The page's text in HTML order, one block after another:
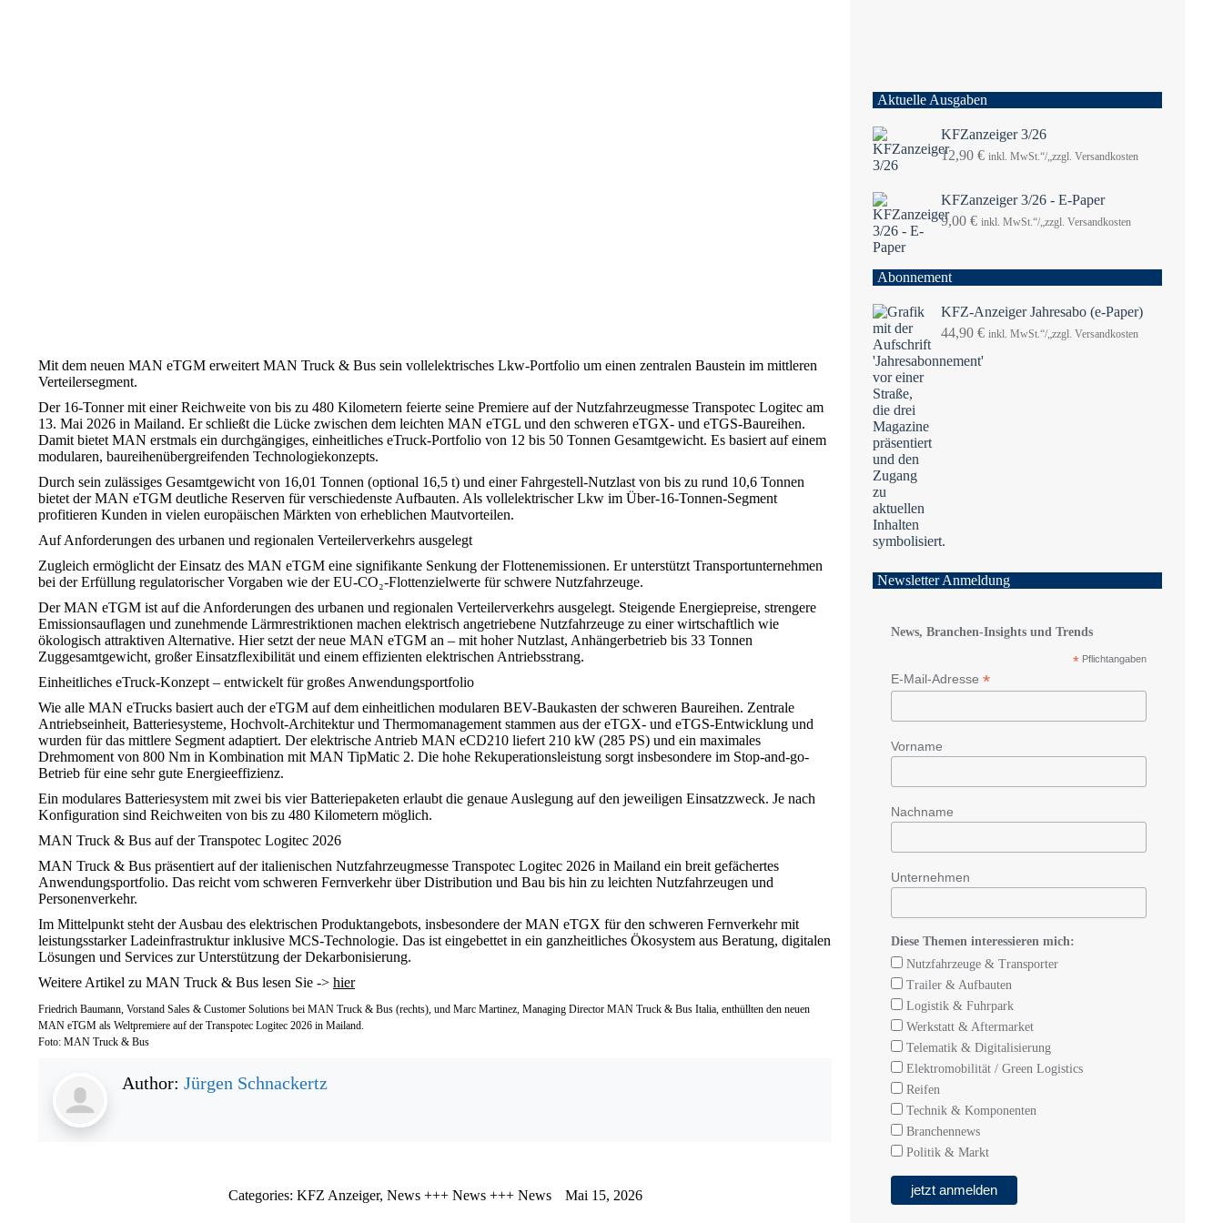
Mit dem neuen MAN eTGM erweitert MAN Truck & Bus sein vollelektrisches Lkw-Portfolio um einen zentralen Baustein im mittleren
Verteilersegment.
Der 16‑Tonner mit einer Reichweite von bis zu 480 Kilometern feierte seine Premiere auf der Nutzfahrzeugmesse Transpotec Logitec am
13. Mai 2026 in Mailand. Er schließt die Lücke zwischen dem leichten MAN eTGL und den schweren eTGX- und eTGS-Baureihen.
Damit bietet MAN erstmals ein durchgängiges, einheitliches eTruck-Portfolio von 12 bis 50 Tonnen Gesamtgewicht. Es basiert auf einem
modularen, baureihenübergreifenden Technologiekonzepts.
Durch sein zulässiges Gesamtgewicht von 16,01 Tonnen (optional 16,5 t) und einer Fahrgestell‑Nutzlast von bis zu rund 10,6 Tonnen
bietet der MAN eTGM deutliche Reserven für verschiedenste Aufbauten. Als vollelektrischer Lkw im Über‑16‑Tonnen‑Segment
profitieren Kunden in vielen europäischen Märkten von erheblichen Mautvorteilen.
Auf Anforderungen des urbanen und regionalen Verteilerverkehrs ausgelegt
Zugleich ermöglicht der Einsatz des MAN eTGM eine signifikante Senkung der Flottenemissionen. Er unterstützt Transportunternehmen
bei der Erfüllung regulatorischer Vorgaben wie der EU‑CO₂‑Flottenzielwerte für schwere Nutzfahrzeuge.
Der MAN eTGM ist auf die Anforderungen des urbanen und regionalen Verteilerverkehrs ausgelegt. Steigende Energiepreise, strengere
Emissionsauflagen und zunehmende Lärmrestriktionen machen elektrisch angetriebene Nutzfahrzeuge zu einer wirtschaftlich wie
ökologisch attraktiven Alternative. Hier setzt der neue MAN eTGM an – mit hoher Nutzlast, Anhängerbetrieb bis 33 Tonnen
Zuggesamtgewicht, großer Einsatzflexibilität und einem effizienten elektrischen Antriebsstrang.
Einheitliches eTruck-Konzept – entwickelt für großes Anwendungsportfolio
Wie alle MAN eTrucks basiert auch der eTGM auf dem einheitlichen modularen BEV-Baukasten der schweren Baureihen. Zentrale
Antriebseinheit, Batteriesysteme, Hochvolt-Architektur und Thermomanagement stammen aus der eTGX- und eTGS-Entwicklung und
wurden für das mittlere Segment adaptiert. Der elektrische Antrieb MAN eCD210 liefert 210 kW (285 PS) und ein maximales
Drehmoment von 800 Nm in Kombination mit MAN TipMatic 2. Die hohe Rekuperationsleistung sorgt insbesondere im Stop-and-go-
Betrieb für eine sehr gute Energieeffizienz.
Ein modulares Batteriesystem mit zwei bis vier Batteriepaketen erlaubt die genaue Auslegung auf den jeweiligen Einsatzzweck. Je nach
Konfiguration sind Reichweiten von bis zu 480 Kilometern möglich.
MAN Truck & Bus auf der Transpotec Logitec 2026
MAN Truck & Bus präsentiert auf der italienischen Nutzfahrzeugmesse Transpotec Logitec 2026 in Mailand ein breit gefächertes
Anwendungsportfolio. Das reicht vom schweren Fernverkehr über Distribution und Bau bis hin zu leichten Nutzfahrzeugen und
Personenverkehr.
Im Mittelpunkt steht der Ausbau des elektrischen Produktangebots, insbesondere der MAN eTGX für den schweren Fernverkehr mit
leistungsstarker Ladeinfrastruktur inklusive MCS-Technologie. Das ist eingebettet in ein ganzheitliches Ökosystem aus Beratung, digitalen
Lösungen und Services zur Unterstützung der Dekarbonisierung.
Weitere Artikel zu MAN Truck & Bus lesen Sie -> hier
Friedrich Baumann, Vorstand Sales & Customer Solutions bei MAN Truck & Bus (rechts), und Marc Martinez, Managing Director MAN Truck & Bus Italia, enthüllten den neuen
MAN eTGM als Weltpremiere auf der Transpotec Logitec 2026 in Mailand.
Foto: MAN Truck & Bus
Author: Jürgen Schnackertz
Categories: KFZ Anzeiger, News +++ News +++ News Mai 15, 2026
Aktuelle Ausgaben
KFZanzeiger 3/26
12,90 € inkl. MwSt.“/„zzgl. Versandkosten
KFZanzeiger 3/26 - E-Paper
9,00 € inkl. MwSt.“/„zzgl. Versandkosten
Abonnement
KFZ-Anzeiger Jahresabo (e-Paper)
44,90 € inkl. MwSt.“/„zzgl. Versandkosten
Newsletter Anmeldung
News, Branchen-Insights und Trends
* Pflichtangaben
E-Mail-Adresse *
Vorname
Nachname
Unternehmen
Diese Themen interessieren mich:
Nutzfahrzeuge & Transporter
Trailer & Aufbauten
Logistik & Fuhrpark
Werkstatt & Aftermarket
Telematik & Digitalisierung
Elektromobilität / Green Logistics
Reifen
Technik & Komponenten
Branchennews
Politik & Markt